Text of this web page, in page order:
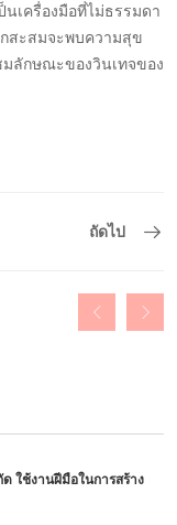
เครื่องมือที่ไม่ธรรมดา
สะสมจะพบความสุข
ลักษณะของวินเทจของ
ถัดไป
ใช้งานฝีมือในการสร้าง